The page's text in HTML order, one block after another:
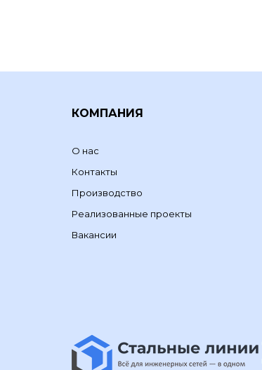
КОМПАНИЯ
О нас
Контакты
Производство
Реализованные проекты
Вакансии